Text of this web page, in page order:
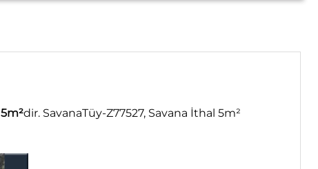
5m²dir. SavanaTüy-Z77527, Savana İthal 5m²